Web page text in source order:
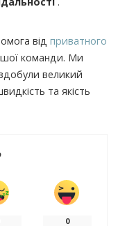
від приватного
команди. Ми
великий
та якість
0